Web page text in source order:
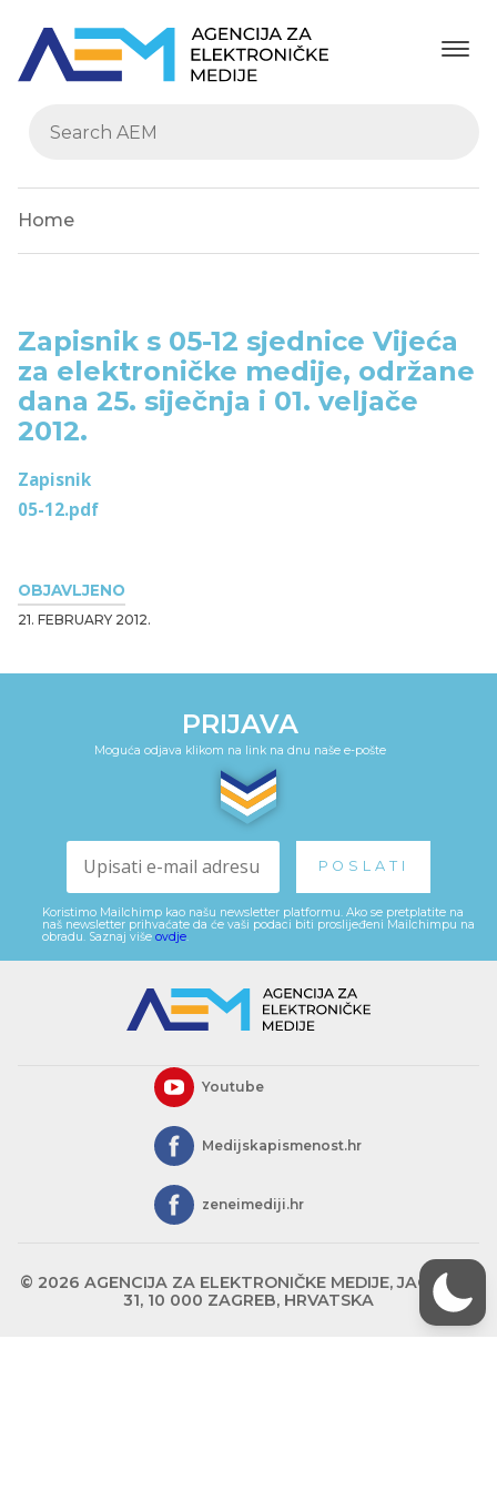
Home
OBJAVLJENO
21. FEBRUARY 2012.
Zapisnik s 05-12 sjednice Vijeća
za elektroničke medije, održane
dana 25. siječnja i 01. veljače
2012.
Zapisnik
05-12.pdf
PRIJAVA
Moguća odjava klikom na link na dnu naše e-pošte
Koristimo Mailchimp kao našu newsletter platformu. Ako se pretplatite na
naš newsletter prihvaćate da će vaši podaci biti proslijeđeni Mailchimpu na
obradu. Saznaj više ovdje
Youtube
Medijskapismenost.hr
zeneimediji.hr
© 2026 AGENCIJA ZA ELEKTRONIČKE MEDIJE, JAGIĆEVA
31, 10 000 ZAGREB, HRVATSKA